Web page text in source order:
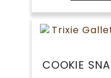
COOKIE